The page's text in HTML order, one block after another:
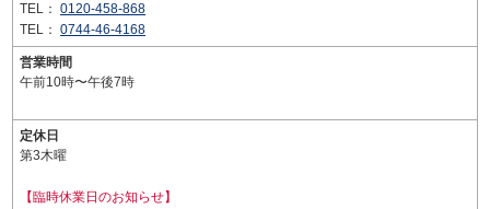
TEL： 0120-458-868
TEL： 0744-46-4168
営業時間
午前10時〜午後7時
定休日
第3木曜
【臨時休業日のお知らせ】